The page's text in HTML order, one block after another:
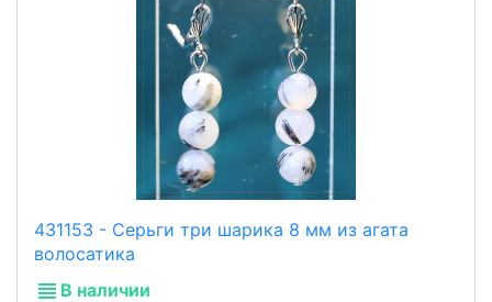
431153 - Серьги три шарика 8 мм из агата
волосатика
В наличии